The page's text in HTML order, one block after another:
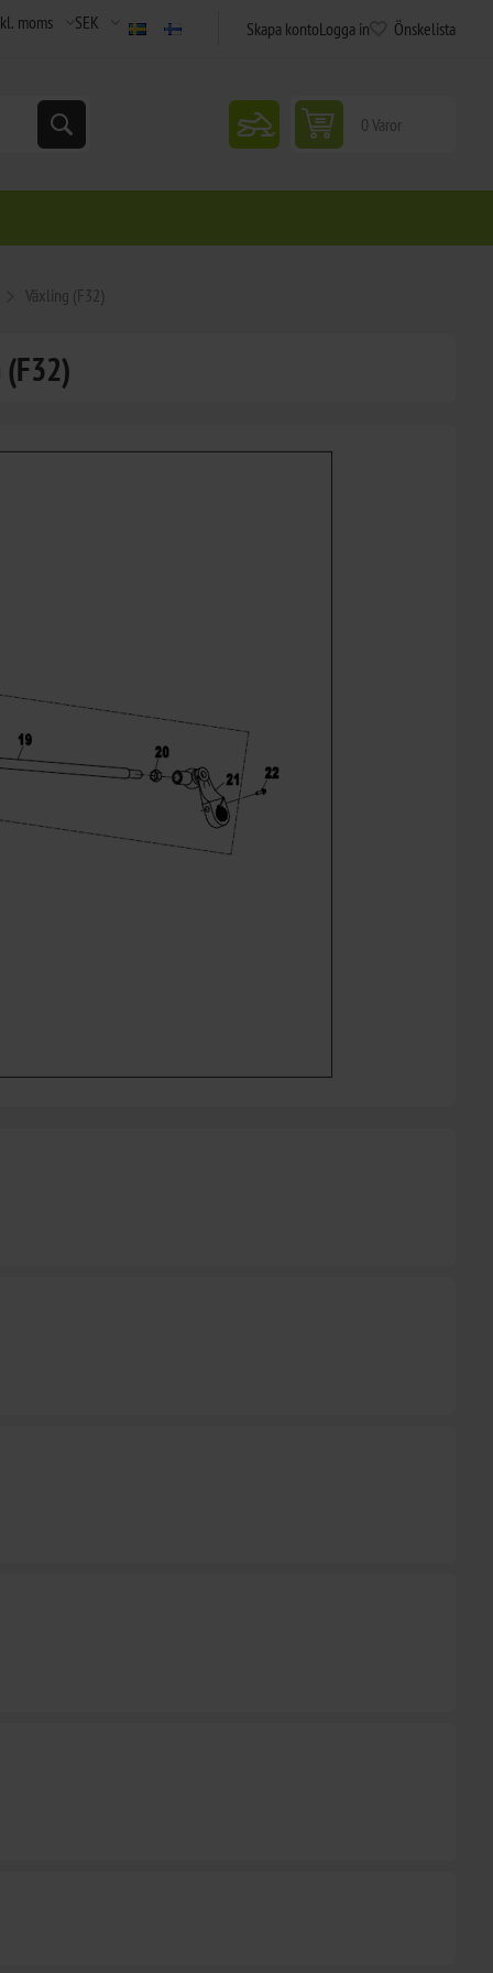
Skapa kontoLogga in Önskelista
snowmobile 0 Varor
Växling (F32)
(F32)